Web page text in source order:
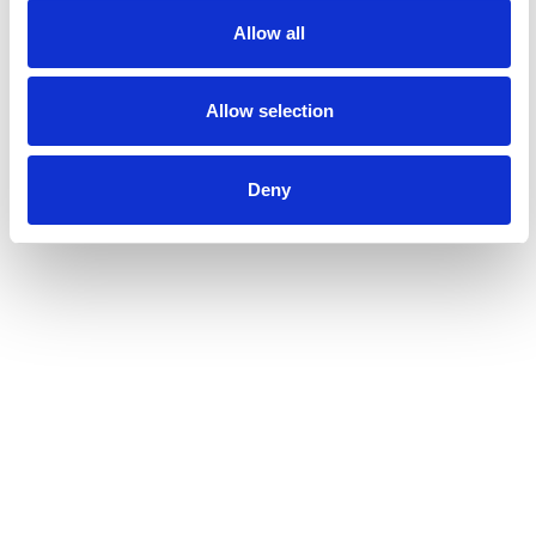
Allow all
Allow selection
Deny